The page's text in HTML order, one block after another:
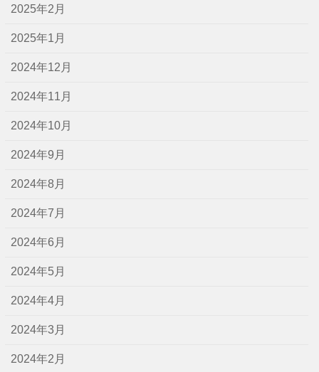
2025年2月
2025年1月
2024年12月
2024年11月
2024年10月
2024年9月
2024年8月
2024年7月
2024年6月
2024年5月
2024年4月
2024年3月
2024年2月